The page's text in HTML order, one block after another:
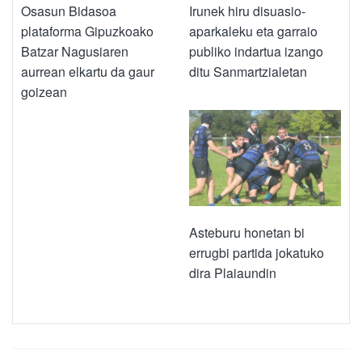
Osasun Bidasoa
plataforma Gipuzkoako
Batzar Nagusiaren
aurrean elkartu da gaur
goizean
Irunek hiru disuasio-
aparkaleku eta garraio
publiko indartua izango
ditu Sanmartzialetan
Asteburu honetan bi
errugbi partida jokatuko
dira Plaiaundin